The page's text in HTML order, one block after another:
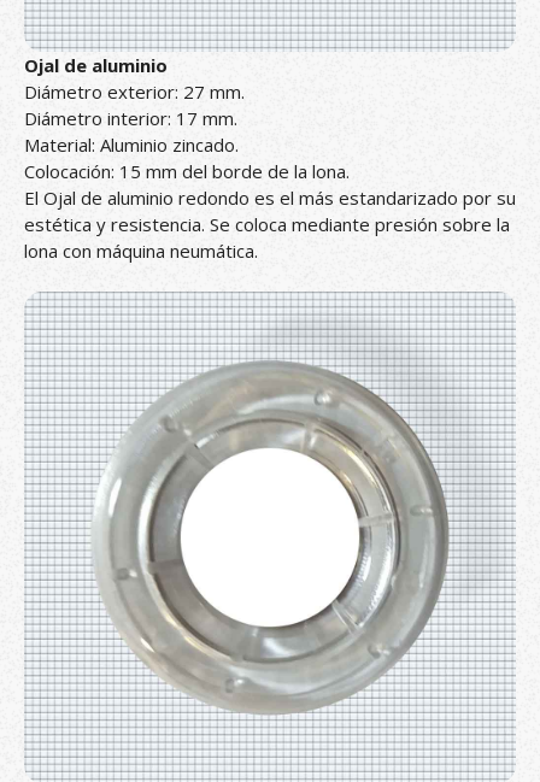
Ojal de aluminio
Diámetro exterior: 27 mm.
Diámetro interior: 17 mm.
Material: Aluminio zincado.
Colocación: 15 mm del borde de la lona.
El Ojal de aluminio redondo es el más estandarizado por su
estética y resistencia. Se coloca mediante presión sobre la
lona con máquina neumática.